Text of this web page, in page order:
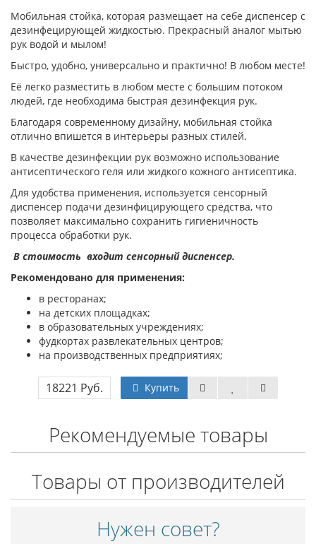
Мобильная стойка, которая размещает на себе диспенсер с
дезинфецирующей жидкостью. Прекрасный аналог мытью
рук водой и мылом!
Быстро, удобно, универсально и практично! В любом месте!
Её легко разместить в любом месте с большим потоком
людей, где необходима быстрая дезинфекция рук.
Благодаря современному дизайну, мобильная стойка
отлично впишется в интерьеры разных стилей.
В качестве дезинфекции рук возможно использование
антисептического геля или жидкого кожного антисептика.
Для удобства применения, используется сенсорный
диспенсер подачи дезинфицирующего средства, что
позволяет максимально сохранить гигиеничность
процесса обработки рук.
В стоимость входит сенсорный диспенсер.
Рекомендовано для применения:
в ресторанах;
на детских площадках;
в образовательных учреждениях;
фудкортах развлекательных центров;
на производственных предприятиях;
18221 Руб. Купить
Рекомендуемые товары
Товары от производителей
Нужен совет?